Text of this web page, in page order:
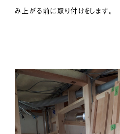
み上がる前に取り付けをします。